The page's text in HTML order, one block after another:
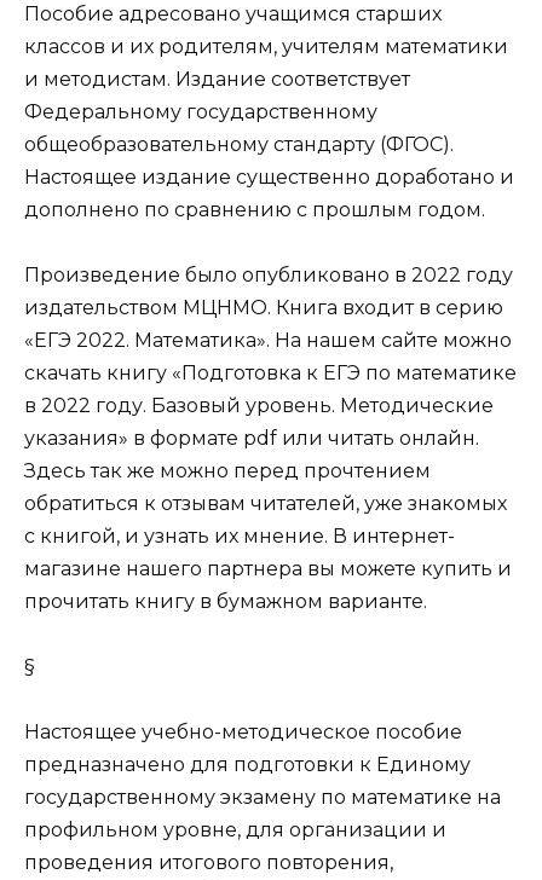
Пособие адресовано учащимся старших
классов и их родителям, учителям математики
и методистам. Издание соответствует
Федеральному государственному
общеобразовательному стандарту (ФГОС).
Настоящее издание существенно доработано и
дополнено по сравнению с прошлым годом.
Произведение было опубликовано в 2022 году
издательством МЦНМО. Книга входит в серию
«ЕГЭ 2022. Математика». На нашем сайте можно
скачать книгу «Подготовка к ЕГЭ по математике
в 2022 году. Базовый уровень. Методические
указания» в формате pdf или читать онлайн.
Здесь так же можно перед прочтением
обратиться к отзывам читателей, уже знакомых
с книгой, и узнать их мнение. В интернет-
магазине нашего партнера вы можете купить и
прочитать книгу в бумажном варианте.
§
Настоящее учебно-методическое пособие
предназначено для подготовки к Единому
государственному экзамену по математике на
профильном уровне, для организации и
проведения итогового повторения,